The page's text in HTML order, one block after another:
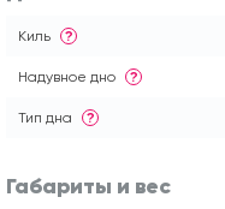
Киль ?
Надувное дно ?
Тип дна ?
Габариты и вес